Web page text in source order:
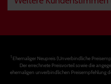
1Ehemaliger Neupreis (Unverbindliche
Der errechnete Preisvorteil sowie die
ehemaligen unverbindlichen Preisempfehlung